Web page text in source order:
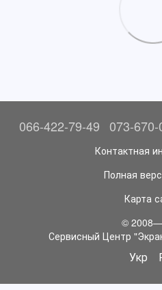
066-422-79-49 073-
Контактная
Полная
Карта
©
Сервисный Центр
Укр